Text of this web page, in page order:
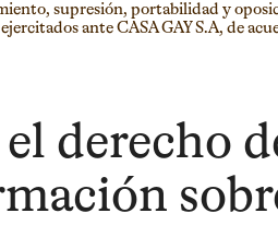
supresión, portabilidad y
ante CASA GAY S.A, de
derecho